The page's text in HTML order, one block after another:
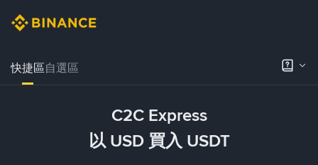
快捷區自選區
C2C Express
以 USD 買入 USDT